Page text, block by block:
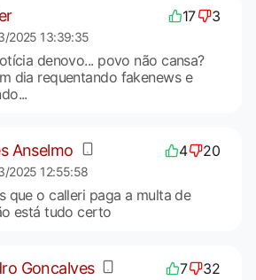
17 3
2025 13:39:35
denovo... povo não cansa?
dia requentando fakenews e
Anselmo 4 20
2025 12:55:58
que o calleri paga a multa de
está tudo certo
Goncalves 7 32